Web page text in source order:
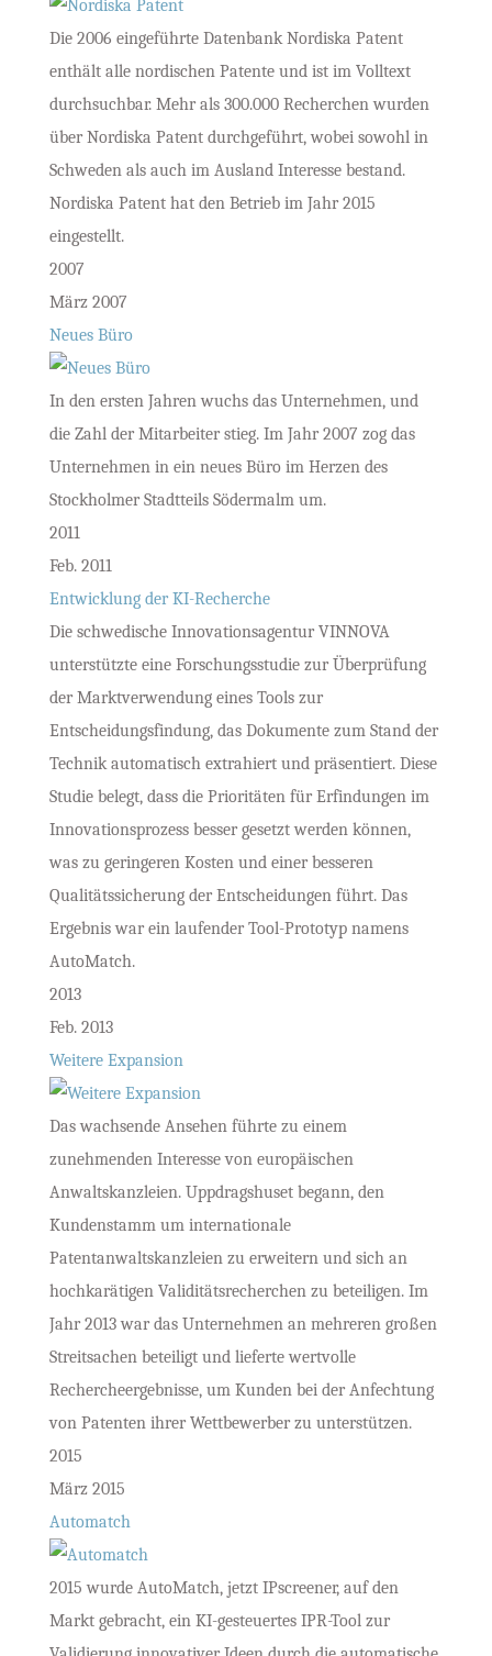
Die 2006 eingeführte Datenbank Nordiska Patent
enthält alle nordischen Patente und ist im Volltext
durchsuchbar. Mehr als 300.000 Recherchen wurden
über Nordiska Patent durchgeführt, wobei sowohl in
Schweden als auch im Ausland Interesse bestand.
Nordiska Patent hat den Betrieb im Jahr 2015
eingestellt.
2007
März 2007
Neues Büro
In den ersten Jahren wuchs das Unternehmen, und
die Zahl der Mitarbeiter stieg. Im Jahr 2007 zog das
Unternehmen in ein neues Büro im Herzen des
Stockholmer Stadtteils Södermalm um.
2011
Feb. 2011
Entwicklung der KI-Recherche
Die schwedische Innovationsagentur VINNOVA
unterstützte eine Forschungsstudie zur Überprüfung
der Marktverwendung eines Tools zur
Entscheidungsfindung, das Dokumente zum Stand der
Technik automatisch extrahiert und präsentiert. Diese
Studie belegt, dass die Prioritäten für Erfindungen im
Innovationsprozess besser gesetzt werden können,
was zu geringeren Kosten und einer besseren
Qualitätssicherung der Entscheidungen führt. Das
Ergebnis war ein laufender Tool-Prototyp namens
AutoMatch.
2013
Feb. 2013
Weitere Expansion
Das wachsende Ansehen führte zu einem
zunehmenden Interesse von europäischen
Anwaltskanzleien. Uppdragshuset begann, den
Kundenstamm um internationale
Patentanwaltskanzleien zu erweitern und sich an
hochkarätigen Validitätsrecherchen zu beteiligen. Im
Jahr 2013 war das Unternehmen an mehreren großen
Streitsachen beteiligt und lieferte wertvolle
Rechercheergebnisse, um Kunden bei der Anfechtung
von Patenten ihrer Wettbewerber zu unterstützen.
2015
März 2015
Automatch
2015 wurde AutoMatch, jetzt IPscreener, auf den
Markt gebracht, ein KI-gesteuertes IPR-Tool zur